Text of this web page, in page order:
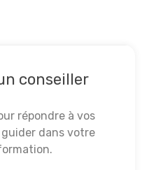
conseiller
répondre à vos
dans votre